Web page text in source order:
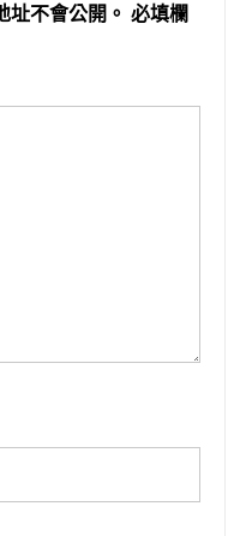
址不會公開。 必填欄